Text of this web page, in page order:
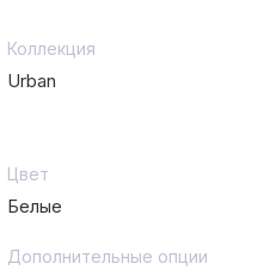
Коллекция
Urban
Цвет
Белые
Дополнительные опции